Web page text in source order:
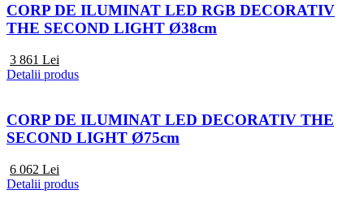
CORP DE ILUMINAT LED RGB DECORATIV
THE SECOND LIGHT Ø38cm
3 861 Lei
Detalii produs
CORP DE ILUMINAT LED DECORATIV THE
SECOND LIGHT Ø75cm
6 062 Lei
Detalii produs